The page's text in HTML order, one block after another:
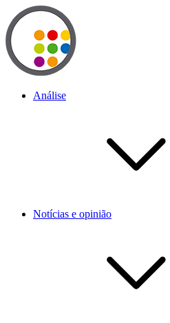
Análise
Notícias e opinião